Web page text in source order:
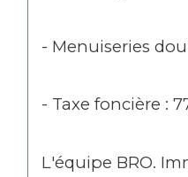
- Menuiseries
- Taxe foncière :
L'équipe BRO.